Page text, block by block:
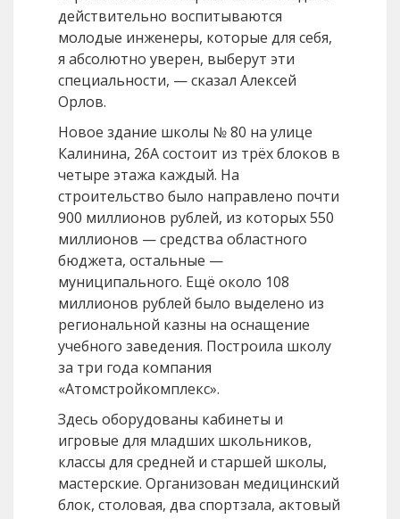
действительно воспитываются
молодые инженеры, которые для себя,
я абсолютно уверен, выберут эти
специальности, — сказал Алексей
Орлов.
Новое здание школы № 80 на улице
Калинина, 26А состоит из трёх блоков в
четыре этажа каждый. На
строительство было направлено почти
900 миллионов рублей, из которых 550
миллионов — средства областного
бюджета, остальные —
муниципального. Ещё около 108
миллионов рублей было выделено из
региональной казны на оснащение
учебного заведения. Построила школу
за три года компания
«Атомстройкомплекс».
Здесь оборудованы кабинеты и
игровые для младших школьников,
классы для средней и старшей школы,
мастерские. Организован медицинский
блок, столовая, два спортзала, актовый